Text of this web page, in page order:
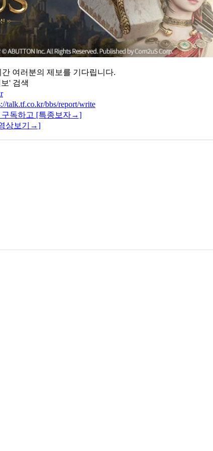
여러분의 제보를 기다립니다.
' 검색
talk.tf.co.kr/bbs/report/write
구독하고 [특종보자→]
상보기→]